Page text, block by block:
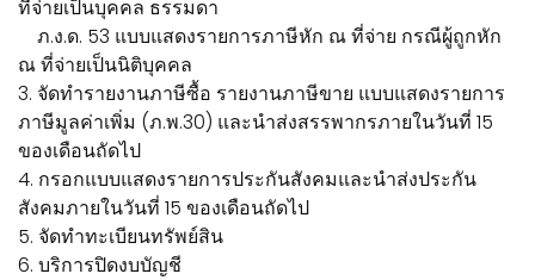
ที่จ่ายเป็นบุคคล ธรรมดา
ภ.ง.ด. 53 แบบแสดงรายการภาษีหัก ณ ที่จ่าย กรณีผู้ถูกหัก
ณ ที่จ่ายเป็นนิติบุคคล
3. จัดทำรายงานภาษีซื้อ รายงานภาษีขาย แบบแสดงรายการ
ภาษีมูลค่าเพิ่ม (ภ.พ.30) และนำส่งสรรพากรภายในวันที่ 15
ของเดือนถัดไป
4. กรอกแบบแสดงรายการประกันสังคมและนำส่งประกัน
สังคมภายในวันที่ 15 ของเดือนถัดไป
5. จัดทำทะเบียนทรัพย์สิน
6. บริการปิดงบบัญชี